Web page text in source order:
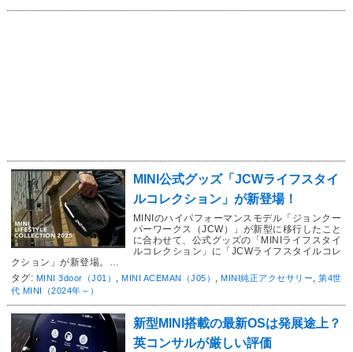
MINI公式グッズ「JCWライフスタイ
ルコレクション」が新登場！
MINIのハイパフォーマンスモデル「ジョンクー
パーワークス（JCW）」が新型に移行したこと
に合わせて、公式グッズの「MINIライフスタイ
ルコレクション」に「JCWライフスタイルコレ
クション」が新登場。…
タグ: MINI 3door（J01） ,MINI ACEMAN（J05） ,MINI純正アクセサリー,第4世
代 MINI（2024年～）
新型MINI搭載の最新OSは発展途上？
英コンサルが厳しい評価